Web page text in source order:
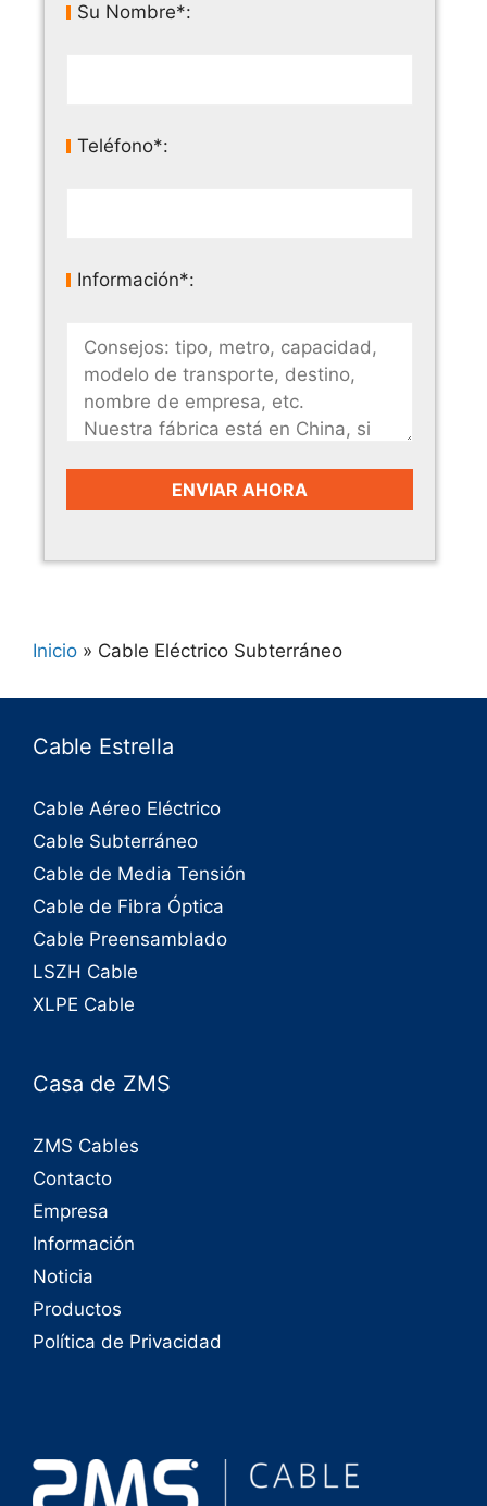
Su Nombre*:
Teléfono*:
Información*:
Inicio » Cable Eléctrico Subterráneo
Cable Estrella
Cable Aéreo Eléctrico
Cable Subterráneo
Cable de Media Tensión
Cable de Fibra Óptica
Cable Preensamblado
LSZH Cable
XLPE Cable
Casa de ZMS
ZMS Cables
Contacto
Empresa
Información
Noticia
Productos
Política de Privacidad